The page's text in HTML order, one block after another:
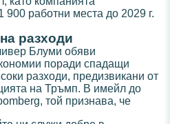
900 работни места до 2029 г.
разходи
Блуми обяви
поради спадащи
разходи, предизвикани от
на Тръмп. В имейл до
той признава, че